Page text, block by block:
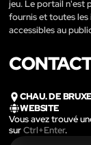
jeu. Le portail n'est
fournis et toutes
accessibles au
CHAU. DE
WEBSITE
Vous avez trouvé
surCtrl+Enter.